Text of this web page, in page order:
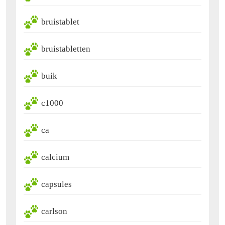
bruistablet
bruistabletten
buik
c1000
ca
calcium
capsules
carlson